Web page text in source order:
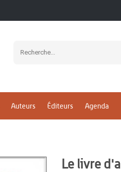
Auteurs Éditeurs Agenda
Le livre